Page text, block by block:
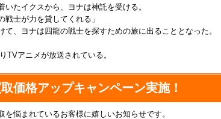
いたイクスから、ヨナは神託を受ける。
戦士が力を貸してくれる」
て、ヨナは四龍の戦士を探すための旅に出ることとなった。
TVアニメが放送されている。
価格アップキャンペーン実施！
を悩まれているお客様に嬉しいお知らせです。